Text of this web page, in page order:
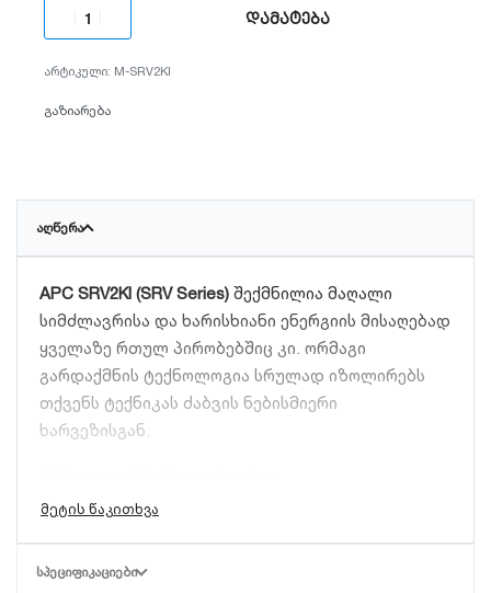
დამატება
M-SRV2KI
გაზიარება
ᲐᲦᲬᲔᲠᲐ
APC SRV2KI (SRV Series) შექმნილია მაღალი
სიმძლავრისა და ხარისხიანი ენერგიის მისაღებად
ყველაზე რთულ პირობებშიც კი. ორმაგი
გარდაქმნის ტექნოლოგია სრულად იზოლირებს
თქვენს ტექნიკას ძაბვის ნებისმიერი
ხარვეზისგან.
დროს. გადართვის დრო ბატარეის რეჟიმზე
ᲡᲞᲔᲪᲘᲤᲘᲙᲐᲪᲘᲔᲑᲘ